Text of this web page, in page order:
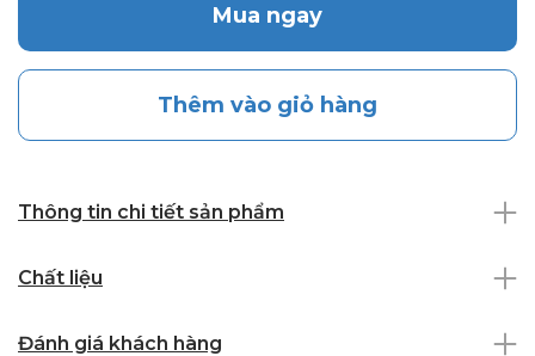
Mua ngay
Thêm vào giỏ hàng
Thông tin chi tiết sản phẩm
Chất liệu
Đánh giá khách hàng